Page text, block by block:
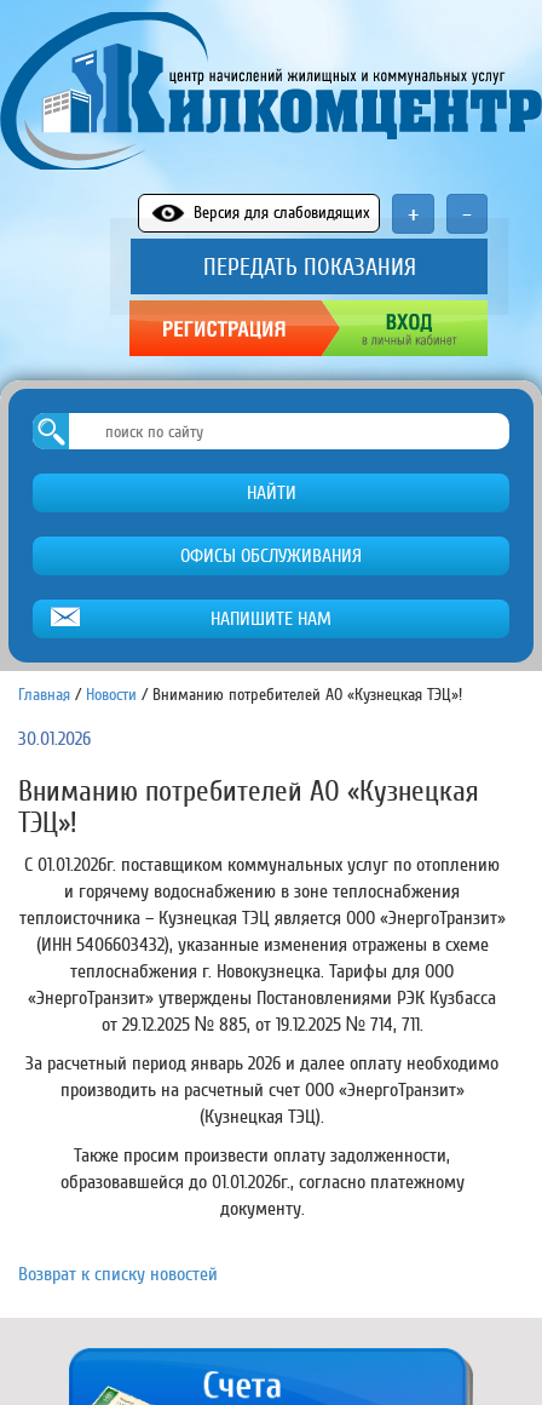
-
+
Версия для слабовидящих
ПЕРЕДАТЬ ПОКАЗАНИЯ
НАЙТИ
ОФИСЫ ОБСЛУЖИВАНИЯ
НАПИШИТЕ НАМ
Главная / Новости / Вниманию потребителей АО «Кузнецкая ТЭЦ»!
30.01.2026
Вниманию потребителей АО «Кузнецкая
ТЭЦ»!
С 01.01.2026г. поставщиком коммунальных услуг по отоплению
и горячему водоснабжению в зоне теплоснабжения
теплоисточника – Кузнецкая ТЭЦ является ООО «ЭнергоТранзит»
(ИНН 5406603432), указанные изменения отражены в схеме
теплоснабжения г. Новокузнецка. Тарифы для ООО
«ЭнергоТранзит» утверждены Постановлениями РЭК Кузбасса
от 29.12.2025 № 885, от 19.12.2025 № 714, 711.
За расчетный период январь 2026 и далее оплату необходимо
производить на расчетный счет ООО «ЭнергоТранзит»
(Кузнецкая ТЭЦ).
Также просим произвести оплату задолженности,
образовавшейся до 01.01.2026г., согласно платежному
документу.
Возврат к списку новостей